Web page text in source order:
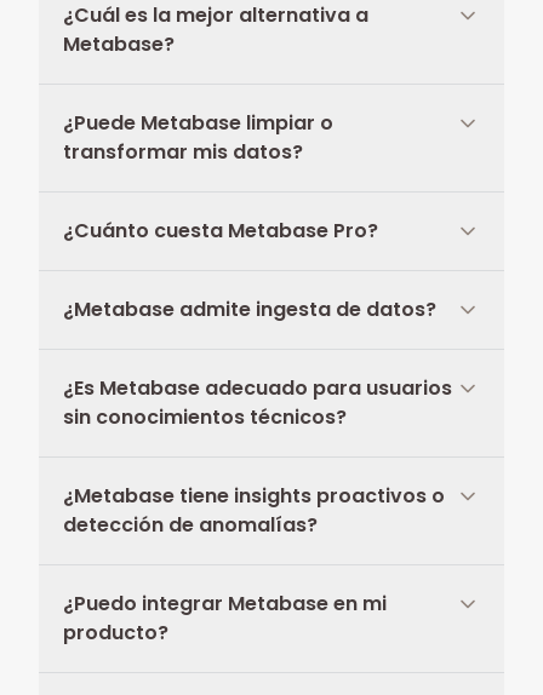
¿Cuál es la mejor alternativa a
Metabase?
¿Puede Metabase limpiar o
transformar mis datos?
¿Cuánto cuesta Metabase Pro?
¿Metabase admite ingesta de datos?
¿Es Metabase adecuado para usuarios
sin conocimientos técnicos?
¿Metabase tiene insights proactivos o
detección de anomalías?
¿Puedo integrar Metabase en mi
producto?